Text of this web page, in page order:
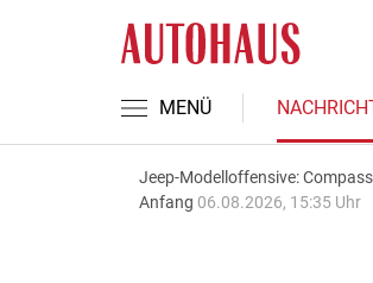
MENÜ
Jeep-Modelloffensive:
Anfang 06.08.2026, 15:35 Uhr